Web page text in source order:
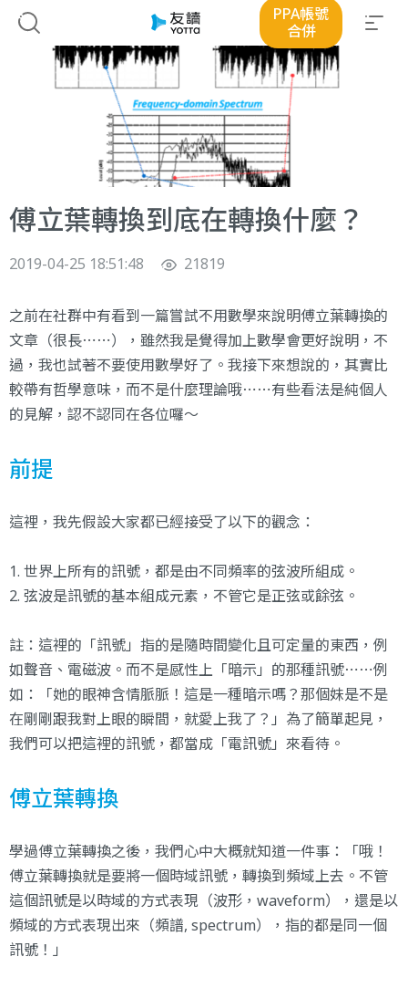
PPA帳號
合併
傅立葉轉換到底在轉換什麼？
2019-04-25 18:51:48 21819
之前在社群中有看到一篇嘗試不用數學來說明傅立葉轉換的
文章（很長⋯⋯），雖然我是覺得加上數學會更好說明，不
過，我也試著不要使用數學好了。我接下來想說的，其實比
較帶有哲學意味，而不是什麼理論哦⋯⋯有些看法是純個人
的見解，認不認同在各位囉～
前提
這裡，我先假設大家都已經接受了以下的觀念：
1. 世界上所有的訊號，都是由不同頻率的弦波所組成。
2. 弦波是訊號的基本組成元素，不管它是正弦或餘弦。
註：這裡的「訊號」指的是隨時間變化且可定量的東西，例
如聲音、電磁波。而不是感性上「暗示」的那種訊號⋯⋯例
如：「她的眼神含情脈脈！這是一種暗示嗎？那個妹是不是
在剛剛跟我對上眼的瞬間，就愛上我了？」為了簡單起見，
我們可以把這裡的訊號，都當成「電訊號」來看待。
傅立葉轉換
學過傅立葉轉換之後，我們心中大概就知道一件事：「哦！
傅立葉轉換就是要將一個時域訊號，轉換到頻域上去。不管
這個訊號是以時域的方式表現（波形，waveform），還是以
頻域的方式表現出來（頻譜, spectrum），指的都是同一個
訊號！」